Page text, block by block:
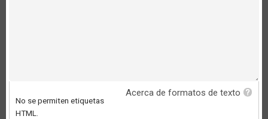
Acerca de formatos de texto
No se permiten etiquetas
HTML.